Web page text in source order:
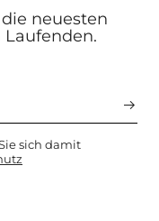
neuesten
sich damit